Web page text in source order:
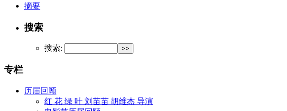
摘要
搜索
搜索:
专栏
历届回顾
红 花 绿 叶 刘苗苗 胡维杰 导演